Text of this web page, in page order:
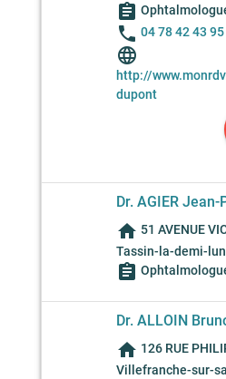
assignment
phone 04 78 42 43 95
language
http://
dupont
Dr. AGIER
home 51 AVENUE
Tassin-la-demi-
assignment
Dr. ALLOIN
home 126 RUE
Villefranche-sur-